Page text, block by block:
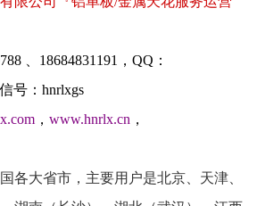
18684831191 ， QQ ：
号：hnrlxgs
， www.hnrlx.cn ，
各大省市，主要用户是北京、天津、